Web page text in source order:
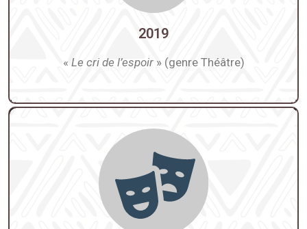
2019
« Le cri de l’espoir» (genre Théâtre)